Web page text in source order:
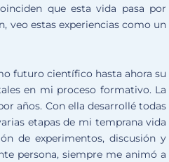
que esta vida pasa por
veo estas experiencias como un
futuro científico hasta ahora su
en mi proceso formativo. La
años. Con ella desarrollé todas
etapas de mi temprana vida
de experimentos, discusión y
persona, siempre me animó a